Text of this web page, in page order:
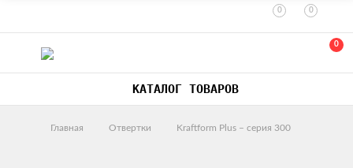
0 0
0
КАТАЛОГ ТОВАРОВ
Главная Отвертки Kraftform Plus – серия 300